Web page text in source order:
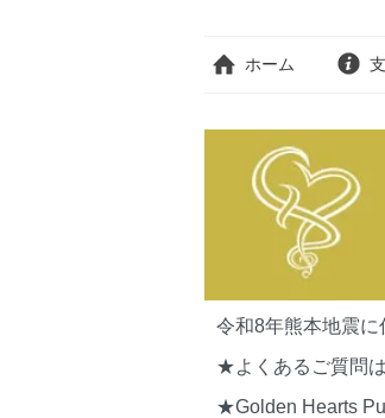
ホーム
令和8年熊本地震に
★よくあるご質問
★Golden Hearts